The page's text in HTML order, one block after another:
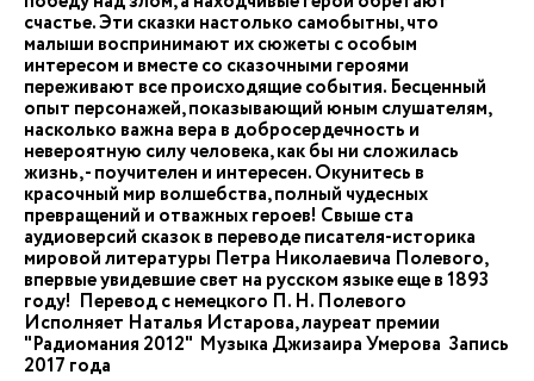
счастье. Эти сказки настолько самобытны, что
малыши воспринимают их сюжеты с особым
интересом и вместе со сказочными героями
переживают все происходящие события. Бесценный
опыт персонажей, показывающий юным слушателям,
насколько важна вера в добросердечность и
невероятную силу человека, как бы ни сложилась
жизнь, - поучителен и интересен. Окунитесь в
красочный мир волшебства, полный чудесных
превращений и отважных героев! Свыше ста
аудиоверсий сказок в переводе писателя-историка
мировой литературы Петра Николаевича Полевого,
впервые увидевшие свет на русском языке еще в 1893
году! Перевод с немецкого П. Н. Полевого
Исполняет Наталья Истарова, лауреат премии
"Радиомания 2012" Музыка Джизаира Умерова Запись
2017 года